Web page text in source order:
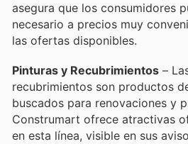
asegura que los consumidores
necesario a precios muy
las ofertas disponibles.
Pinturas y Recubrimientos –
recubrimientos son productos
buscados para renovaciones y
Construmart ofrece atractivas
en esta línea, visible en sus